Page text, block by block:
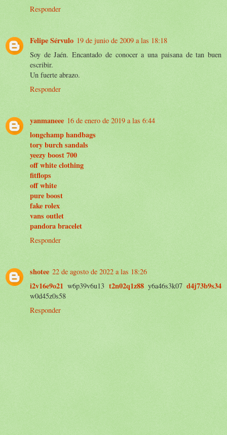
Responder
Felipe Sérvulo 19 de junio de 2009 a las 18:18
Soy de Jaén. Encantado de conocer a una paisana de tan buen
escribir.
Un fuerte abrazo.
Responder
yanmaneee 16 de enero de 2019 a las 6:44
longchamp handbags
tory burch sandals
yeezy boost 700
off white clothing
fitflops
off white
pure boost
fake rolex
vans outlet
pandora bracelet
Responder
shotee 22 de agosto de 2022 a las 18:26
i2v16e9o21 w6p39v6u13 t2n02q1z88y6a46s3k07 d4j73b9s34
w0d45z0s58
Responder